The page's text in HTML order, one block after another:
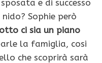
e di successo
Sophie però
ci sia un piano
la famiglia, cosi
che scoprirà sarà